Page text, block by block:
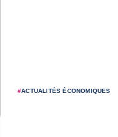
#ACTUALITÉS ÉCONOMIQUES